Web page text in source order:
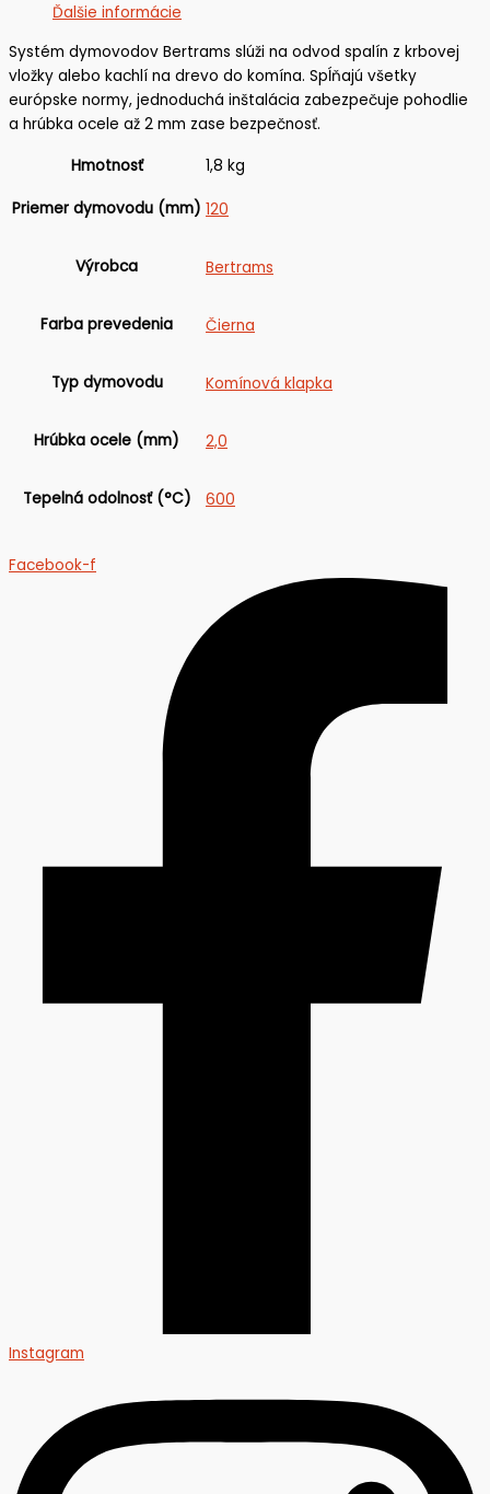
Ďalšie informácie
Systém dymovodov Bertrams slúži na odvod spalín z krbovej
vložky alebo kachlí na drevo do komína. Spĺňajú všetky
európske normy, jednoduchá inštalácia zabezpečuje pohodlie
a hrúbka ocele až 2 mm zase bezpečnosť.
Hmotnosť 1,8 kg
Priemer dymovodu (mm) 120
Výrobca Bertrams
Farba prevedenia Čierna
Typ dymovodu Komínová klapka
Hrúbka ocele (mm) 2,0
Tepelná odolnosť (°C) 600
Facebook-f
Instagram